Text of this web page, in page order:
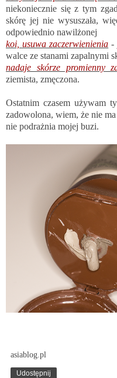
niekoniecznie się z tym
skórę jej nie wysuszała,
odpowiednio nawilżonej
koi, usuwa zaczerwienienia -
walce ze stanami zapalnymi
nadaje skórze promienny
ziemista, zmęczona.
Ostatnim czasem używam
zadowolona, wiem, że nie
nie podrażnia mojej buzi.
asiablog.pl
Udostępnij